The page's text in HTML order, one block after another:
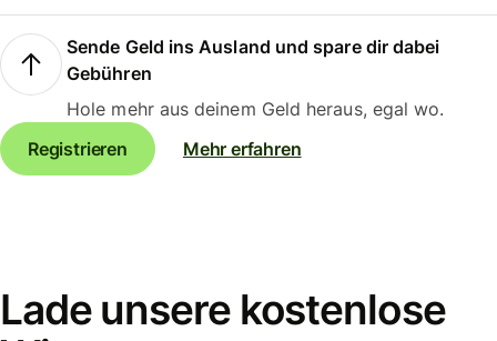
Sende Geld ins Ausland und spare dir dabei
Gebühren
Hole mehr aus deinem Geld heraus, egal wo.
Registrieren
Mehr erfahren
Lade unsere kostenlose